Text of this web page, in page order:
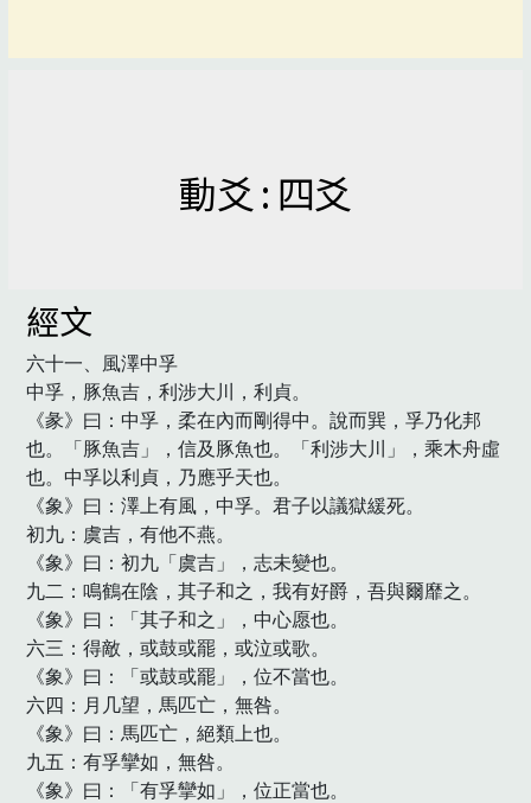
動爻 : 四爻
經文
六十一、風澤中孚
中孚，豚魚吉，利涉大川，利貞。
《彖》曰：中孚，柔在內而剛得中。說而巽，孚乃化邦
也。「豚魚吉」，信及豚魚也。「利涉大川」，乘木舟虛
也。中孚以利貞，乃應乎天也。
《象》曰：澤上有風，中孚。君子以議獄緩死。
初九：虞吉，有他不燕。
《象》曰：初九「虞吉」，志未變也。
九二：鳴鶴在陰，其子和之，我有好爵，吾與爾靡之。
《象》曰：「其子和之」，中心愿也。
六三：得敵，或鼓或罷，或泣或歌。
《象》曰：「或鼓或罷」，位不當也。
六四：月几望，馬匹亡，無咎。
《象》曰：馬匹亡，絕類上也。
九五：有孚攣如，無咎。
《象》曰：「有孚攣如」，位正當也。